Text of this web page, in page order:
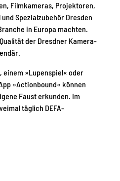
Filmkameras, Projektoren,
Spezialzubehör Dresden
in Europa machten.
der Dresdner Kamera-
einem »Lupenspiel« oder
»Actionbound« können
Faust erkunden. Im
täglich DEFA-